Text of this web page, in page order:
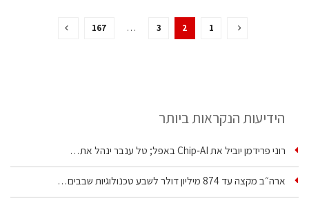
1
2
3
…
167
הידיעות הנקראות ביותר
רוני פרידמן יוביל את Chip‑AI באפל; טל ענבר ינהל את…
ארה״ב מקצה עד 874 מיליון דולר לשבע טכנולוגיות שבבים…